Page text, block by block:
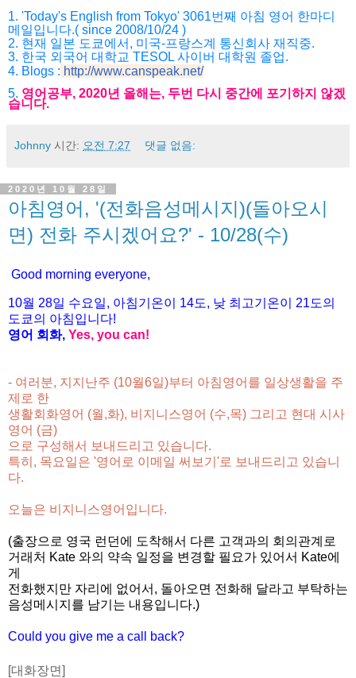
1. 'Today's English from Tokyo' 3061번째 아침 영어 한마디
메일입니다.( since 2008/10/24 )
2. 현재 일본 도쿄에서, 미국-프랑스계 통신회사 재직중.
3. 한국 외국어 대학교 TESOL 사이버 대학원 졸업.
4. Blogs : http://www.canspeak.net/
5. 영어공부, 2020년 올해는, 두번 다시 중간에 포기하지 않겠
습니다.
Johnny 시간: 오전 7:27 댓글 없음:
2020년 10월 28일
아침영어, '(전화음성메시지)(돌아오시
면) 전화 주시겠어요?' - 10/28(수)
Good morning everyone,
10월 28일 수요일, 아침기온이 14도, 낮 최고기온이
21도의
도쿄의 아침입니다!
영어 회화, Yes, you can!
- 여러분, 지지난주 (10월6일)부터 아침영어를 일상생활을 주
제로 한
생활회화영어 (월,화), 비지니스영어 (수,목) 그리고 현대 시사
영어 (금)
으로 구성해서 보내드리고 있습니다.
특히, 목요일은 '영어로 이메일 써보기'로 보내드리고 있습니
다.
오늘은 비지니스영어입니다.
(출장으로 영국 런던에 도착해서 다른 고객과의 회의관계로
거래처 Kate 와의 약속 일정을 변경할 필요가 있어서 Kate에
게
전화했지만 자리에 없어서, 돌아오면 전화해 달라고 부탁하는
음성메시지를 남기는 내용입니다.)
Could you give me a call back?
[대화장면]